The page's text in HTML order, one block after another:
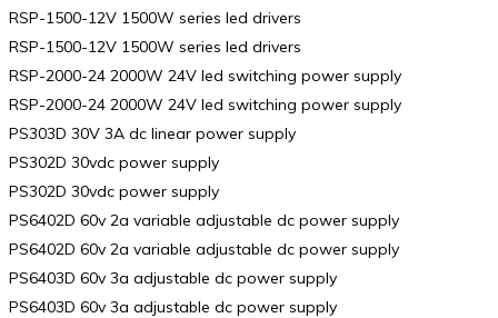
RSP-1500-12V 1500W series led drivers
RSP-1500-12V 1500W series led drivers
RSP-2000-24 2000W 24V led switching power supply
RSP-2000-24 2000W 24V led switching power supply
PS303D 30V 3A dc linear power supply
PS302D 30vdc power supply
PS302D 30vdc power supply
PS6402D 60v 2a variable adjustable dc power supply
PS6402D 60v 2a variable adjustable dc power supply
PS6403D 60v 3a adjustable dc power supply
PS6403D 60v 3a adjustable dc power supply